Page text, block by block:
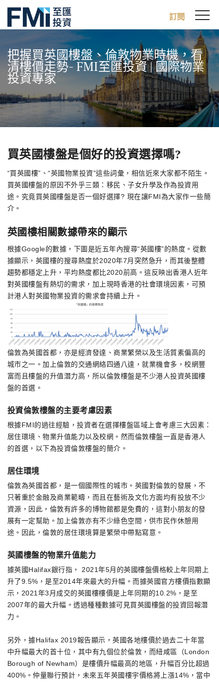
main
content
訂閱
把握買英國樓盤、倫敦物業時機，看
清樓價走勢- FMI至匯投資 | 國際物業
投資專家
買英國樓盤是個好的投資選擇嗎?
“買英國樓”、“英國物業投資”這些詞彙，相信近來大家都不陌生。
買英國樓盤的原因不外乎三類：移民、子女升學及作為投資用
途。究竟買英國樓盤是否一個好選擇? 現在讓FMI為大家作一些簡
介。
英國樓相關數據帶來的顯示
根據Google的數據，下圖是近五年內搜尋“英國樓”的熱度。從數
據顯示，英國樓的搜尋熱度於2020年7月突然急升，而其後整體
趨勢都穩定上升，平均熱度都比2020前高。這反映出香港人近年
對英國樓盤有熱切的需求，加上現時香港的社會環境因素，可預
計港人對英國物業投資的需求會持續上升。
倫敦為英國首都，亦是經濟發達、商業繁榮以及生活質素偏高的
城市之一。加上倫敦的交通網絡四通八達，就業機會多，校網豐
富而且樓盤的升值潛力高，所以倫敦樓盤是不少港人投資英國樓
盤的首選。
投資倫敦樓盤的主要考慮因素
根據FMI的過往經驗，投資者在選擇樓盤區域上會考慮三大因素：
居住環境、物業升值能力以及校網。然而倫敦樓盤一直是香港人
的首選，以下為投資倫敦樓盤的簡介。
居住環境
倫敦為英國首都，是一個國際性的城市。英國對倫敦的發展，不
只著重於金融及商業範疇，而且在藝術及文化方面均有投放不少
資源，因此，倫敦有許多的博物館都是免費的，這對小朋友的發
展有一定幫助。加上倫敦亦有不少綠色空間，供市民作休憩用
途。因此，倫敦的居住環境算是繁榮中帶點寫意。
英國樓盤的物業升值能力
據英國Halifax銀行指， 2021年5月的英國樓盤價格較上年同期上
升了9.5%，是至2014年來最大的升幅。而據英國官方樓價指數顯
示，2021年3月成交的英國樓樓價是上年同期的10.2%，是至
2007年的最大升幅。透過種種數據可見買英國樓盤的投資回報潛
力。
另外，據Halifax 2019報告顯示，英國各地樓價於過去二十年當
中升幅最大的首十位，其中有九個位於倫敦，而紐咸區（London
Borough of Newham）是樓價升幅最高的地區，升幅百分比超過
400%。仲量聯行預計，未來五年英國樓宇價格將上漲14%，當中